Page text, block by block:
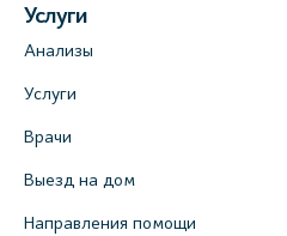
Медицинский центр
+7 (812) 660-73-69
На карте
Услуги
Анализы
Услуги
Врачи
Выезд на дом
Направления помощи